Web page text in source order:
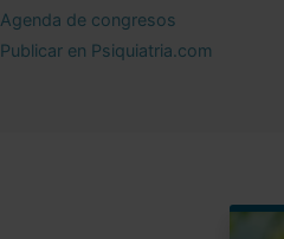
Agenda de congresos
Publicar en Psiquiatria.com